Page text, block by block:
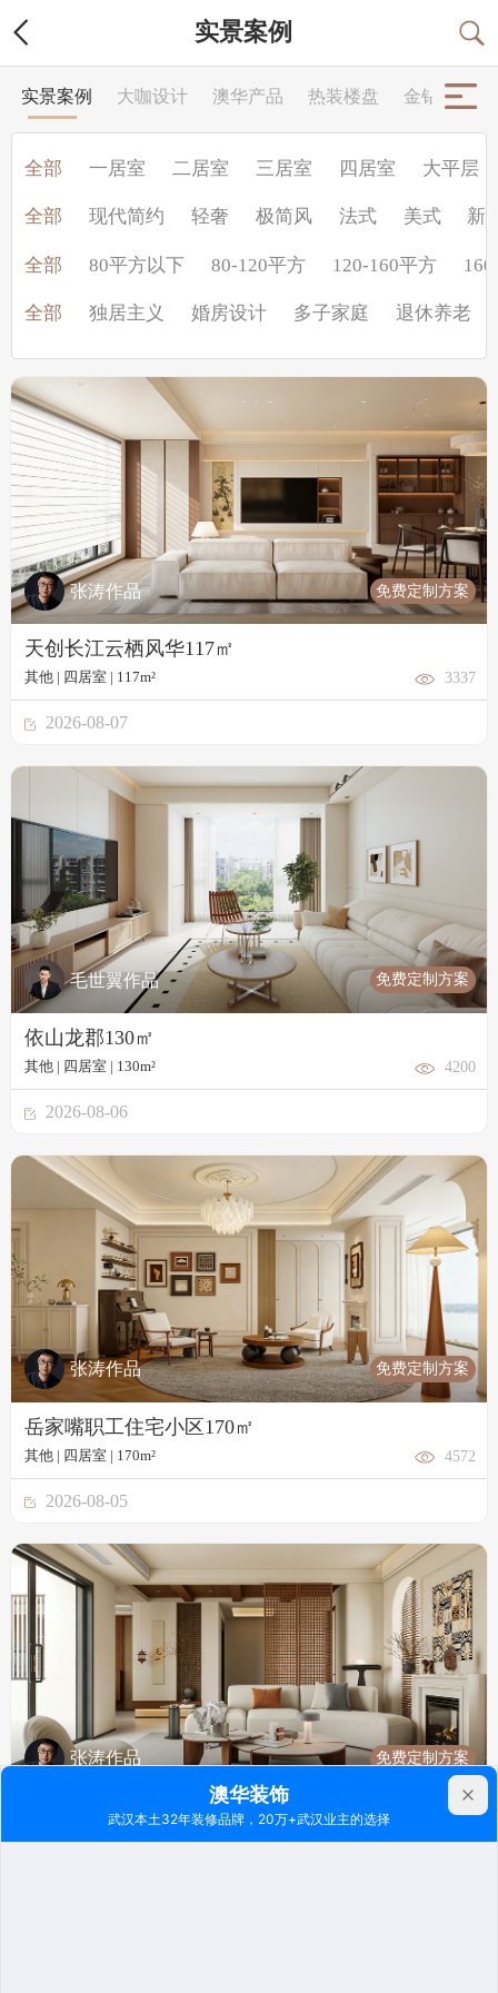
实景案例
实景案例 大咖设计 澳华产品 热装楼盘 金钻工程
全部 一居室 二居室 三居室 四居室 大平层
全部 现代简约 轻奢 极简风 法式 美式 新
全部 80平方以下 80-120平方 120-160平方
全部 独居主义 婚房设计 多子家庭 退休养老
张涛作品 免费定制方案
天创长江云栖风华117㎡
其他 | 四居室 | 117m² 3337
2026-08-07
毛世翼作品 免费定制方案
依山龙郡130㎡
其他 | 四居室 | 130m² 4200
2026-08-06
张涛作品 免费定制方案
岳家嘴职工住宅小区170㎡
其他 | 四居室 | 170m² 4572
2026-08-05
张涛作品 免费定制方案
楚天都市春水行云264㎡
其他 | 别墅 | 264m² 4190